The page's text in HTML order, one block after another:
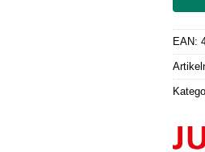
EAN: